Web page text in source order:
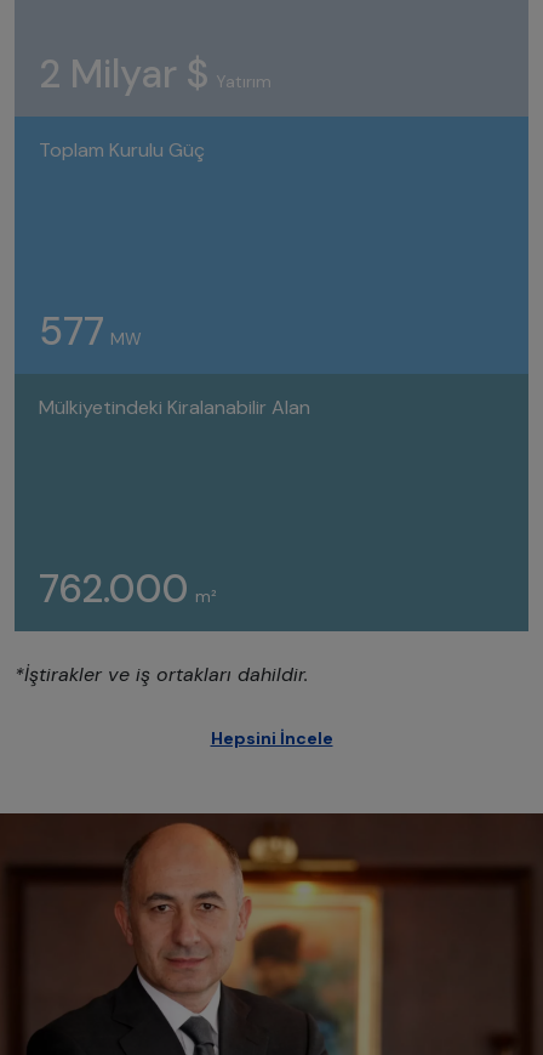
2 Milyar $ Yatırım
Toplam Kurulu Güç
577 MW
Mülkiyetindeki Kiralanabilir Alan
762.000 m²
*İştirakler ve iş ortakları dahildir.
Hepsini İncele